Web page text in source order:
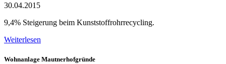
30.04.2015
9,4% Steigerung beim Kunststoffrohrrecycling.
Weiterlesen
Wohnanlage Mautnerhofgründe